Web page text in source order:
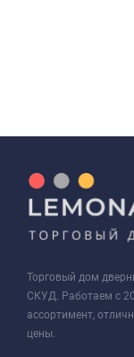
Торговый дом
СКУД. Работаем с
ассортимент,
цены.